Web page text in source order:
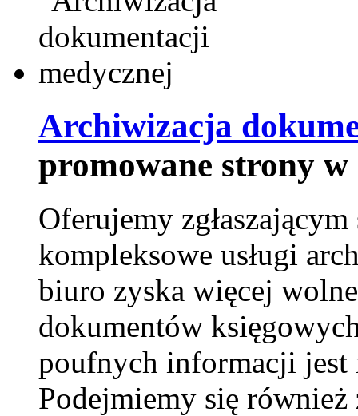
Archiwizacja
promowane strony
Oferujemy
kompleksowe usługi
biuro zyska więcej
dokumentów
poufnych informacji jest
Podejmiemy się